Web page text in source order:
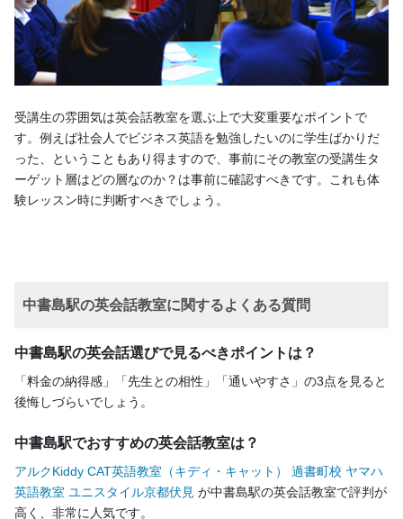
受講生の雰囲気は英会話教室を選ぶ上で大変重要なポイントで
す。例えば社会人でビジネス英語を勉強したいのに学生ばかりだ
った、ということもあり得ますので、事前にその教室の受講生タ
ーゲット層はどの層なのか？は事前に確認すべきです。これも体
験レッスン時に判断すべきでしょう。
中書島駅の英会話教室に関するよくある質問
中書島駅の英会話選びで見るべきポイントは？
「料金の納得感」「先生との相性」「通いやすさ」の3点を見ると
後悔しづらいでしょう。
中書島駅でおすすめの英会話教室は？
アルクKiddy CAT英語教室（キディ・キャット） 過書町校 ヤマハ
英語教室 ユニスタイル京都伏見 が中書島駅の英会話教室で評判が
高く、非常に人気です。